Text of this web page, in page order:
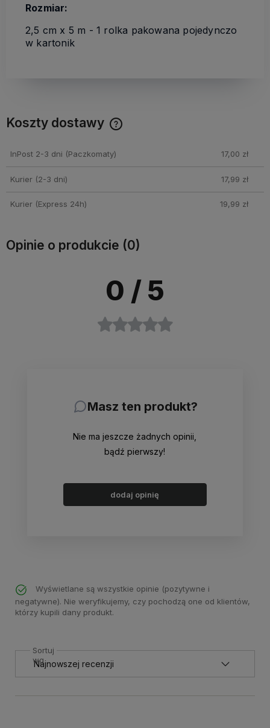
Rozmiar:
2,5 cm x 5 m - 1 rolka pakowana pojedynczo
w kartonik
Koszty dostawy
InPost 2-3 dni (Paczkomaty) 17,00 zł
Kurier (2-3 dni) 17,99 zł
Kurier (Express 24h) 19,99 zł
Opinie o produkcie (0)
0 / 5
Masz ten produkt?
Nie ma jeszcze żadnych opinii,
bądź pierwszy!
dodaj opinię
Wyświetlane są wszystkie opinie (pozytywne i
negatywne). Nie weryfikujemy, czy pochodzą one od klientów,
którzy kupili dany produkt.
Sortuj
wg